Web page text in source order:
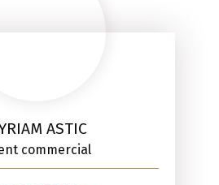
ASTIC
commercial